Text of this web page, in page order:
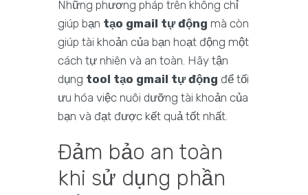
Những phương pháp trên không chỉ
giúp bạn tạo gmail tự động mà còn
giúp tài khoản của bạn hoạt động một
cách tự nhiên và an toàn. Hãy tận
dụng tool tạo gmail tự động để tối
ưu hóa việc nuôi dưỡng tài khoản của
bạn và đạt được kết quả tốt nhất.
Đảm bảo an toàn
khi sử dụng phần